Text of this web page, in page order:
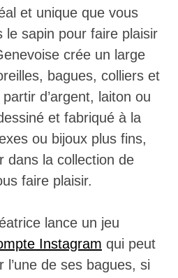
et unique que vous
le sapin pour faire plaisir
crée un large
bagues, colliers et
d’argent, laiton ou
et fabriqué à la
ou bijoux plus fins,
dans la collection de
faire plaisir.
lance un jeu
Instagram qui peut
de ses bagues, si